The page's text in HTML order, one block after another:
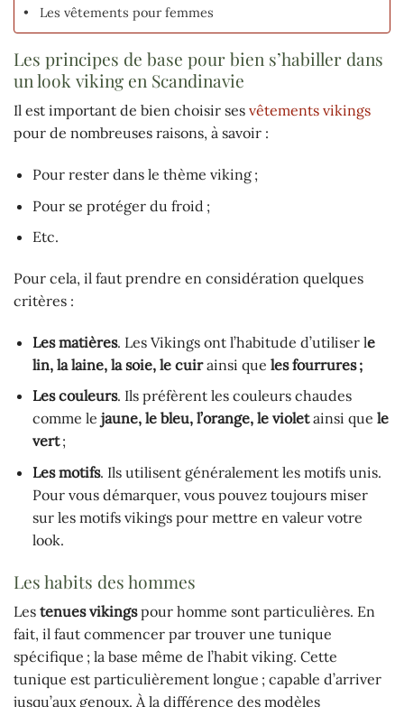
Les vêtements pour femmes
Les principes de base pour bien s’habiller dans
un look viking en Scandinavie
Il est important de bien choisir ses vêtements vikings
pour de nombreuses raisons, à savoir :
Pour rester dans le thème viking ;
Pour se protéger du froid ;
Etc.
Pour cela, il faut prendre en considération quelques
critères :
Les matières. Les Vikings ont l’habitude d’utiliser le
lin, la laine, la soie, le cuirainsi que les fourrures ;
Les couleurs. Ils préfèrent les couleurs chaudes
comme le jaune, le bleu, l’orange, le violetainsi que le
vert;
Les motifs. Ils utilisent généralement les motifs unis.
Pour vous démarquer, vous pouvez toujours miser
sur les motifs vikings pour mettre en valeur votre
look.
Les habits des hommes
Les tenues vikingspour homme sont particulières. En
fait, il faut commencer par trouver une tunique
spécifique ; la base même de l’habit viking. Cette
tunique est particulièrement longue ; capable d’arriver
jusqu’aux genoux. À la différence des modèles